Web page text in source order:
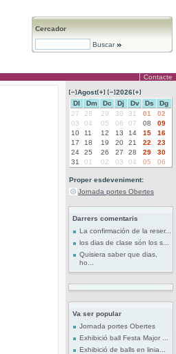
Cercador
Buscar
Contacte
Agost
2026
Dl
Dm Dc Dj Dv Ds
Dg
27
28 29 30 31 01
02
03
04 05 06 07 08
09
10
11 12 13 14 15
16
17
18 19 20 21 22
23
24
25 26 27 28 29
30
31
01 02 03 04 05 06
Proper esdeveniment:
Jornada portes Obertes
Darrers comentaris
La confirmación de la reser...
los dias de clase són los s...
Quisiera saber que dias,
ho...
Va ser popular
Jornada portes Obertes
Exhibició ball Festa Major ...
Exhibició de balls en linia...